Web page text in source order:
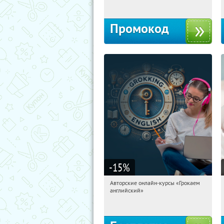
Промокод
-15%
04:56:20 Получили:
Авторские онлайн-курсы «Грокаем
английский»